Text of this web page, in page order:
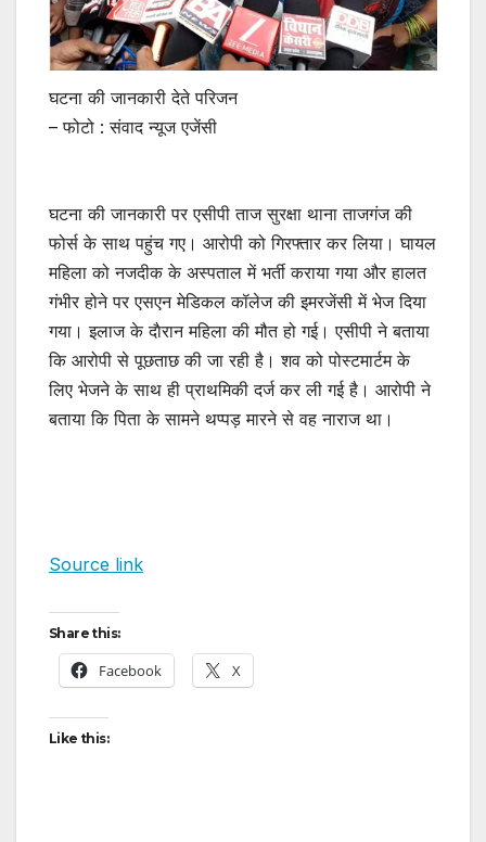
घटना की जानकारी देते परिजन
– फोटो : संवाद न्यूज एजेंसी
घटना की जानकारी पर एसीपी ताज सुरक्षा थाना ताजगंज की
फोर्स के साथ पहुंच गए। आरोपी को गिरफ्तार कर लिया। घायल
महिला को नजदीक के अस्पताल में भर्ती कराया गया और हालत
गंभीर होने पर एसएन मेडिकल कॉलेज की इमरजेंसी में भेज दिया
गया। इलाज के दाैरान महिला की मौत हो गई। एसीपी ने बताया
कि आरोपी से पूछताछ की जा रही है। शव को पोस्टमार्टम के
लिए भेजने के साथ ही प्राथमिकी दर्ज कर ली गई है। आरोपी ने
बताया कि पिता के सामने थप्पड़ मारने से वह नाराज था।
Source link
Share this:
Facebook X
Like this: